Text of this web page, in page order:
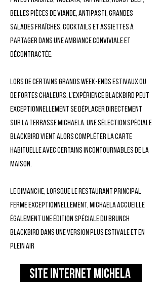
belles pièces de viande, antipasti, grandes
salades fraîches, cocktails et assiettes à
partager dans une ambiance conviviale et
décontractée.
Lors de certains grands week-ends estivaux ou
de fortes chaleurs, l’expérience Blackbird peut
exceptionnellement se déplacer directement
sur la terrasse Michaela. Une sélection spéciale
Blackbird vient alors compléter la carte
habituelle avec certains incontournables de la
maison.
Le dimanche, lorsque le restaurant principal
ferme exceptionnellement, Michaela accueille
également une édition spéciale du brunch
Blackbird dans une version plus estivale et en
plein air
sITE INTERNET MICHELA